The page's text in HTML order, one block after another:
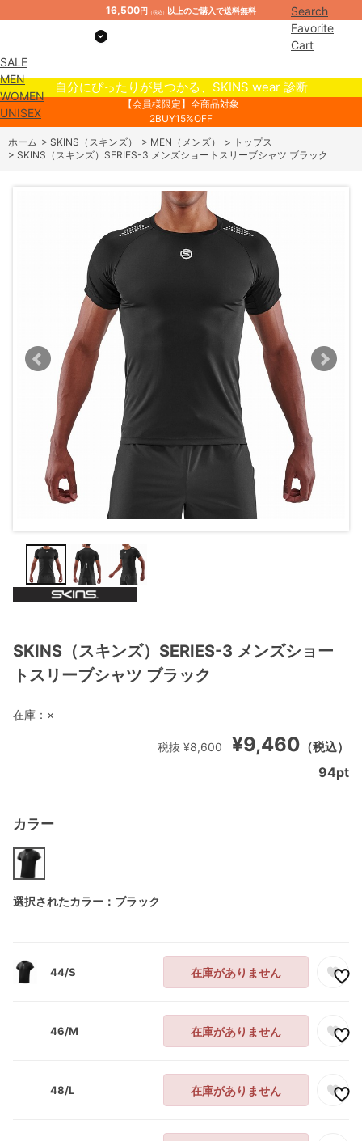
16,500円 （税込） 以上のご購入で送料無料
Search
Favorite
Cart
SALE
MEN
WOMEN
UNISEX
自分にぴったりが見つかる、SKINS wear 診断
【会員様限定】全商品対象
2BUY15%OFF
ホーム > SKINS（スキンズ） > MEN（メンズ） > トップス
> SKINS（スキンズ）SERIES-3 メンズショートスリーブシャツ ブラック
SKINS（スキンズ）SERIES-3 メンズショー
トスリーブシャツ ブラック
¥9,460 （税込）
税抜 ¥8,600
カラー
選択されたカラー：ブラック
44/S 在庫がありません
46/M 在庫がありません
48/L 在庫がありません
在庫： ×
94pt